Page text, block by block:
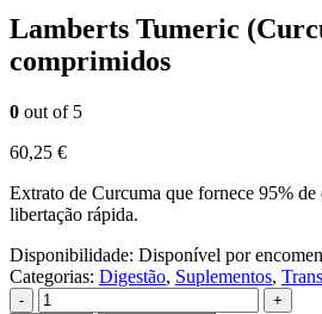
Lamberts Tumeric
comprimidos
0 out of 5
60,25 €
Extrato de Curcuma que fornece 95%
libertação rápida.
Disponibilidade: Disponível por
Categorias: Digestão, Suplementos,
-
+